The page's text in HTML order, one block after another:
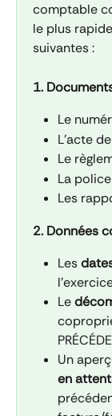
comptable
le plus
suivantes :
1.
Le
L'acte
Le
La
Les
2. Données
Les
Le
Un
en